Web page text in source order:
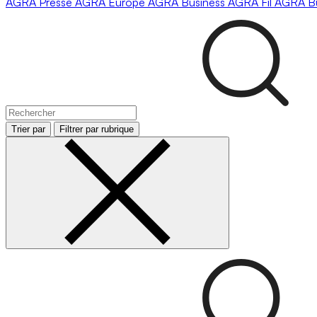
Trier par Filtrer par rubrique